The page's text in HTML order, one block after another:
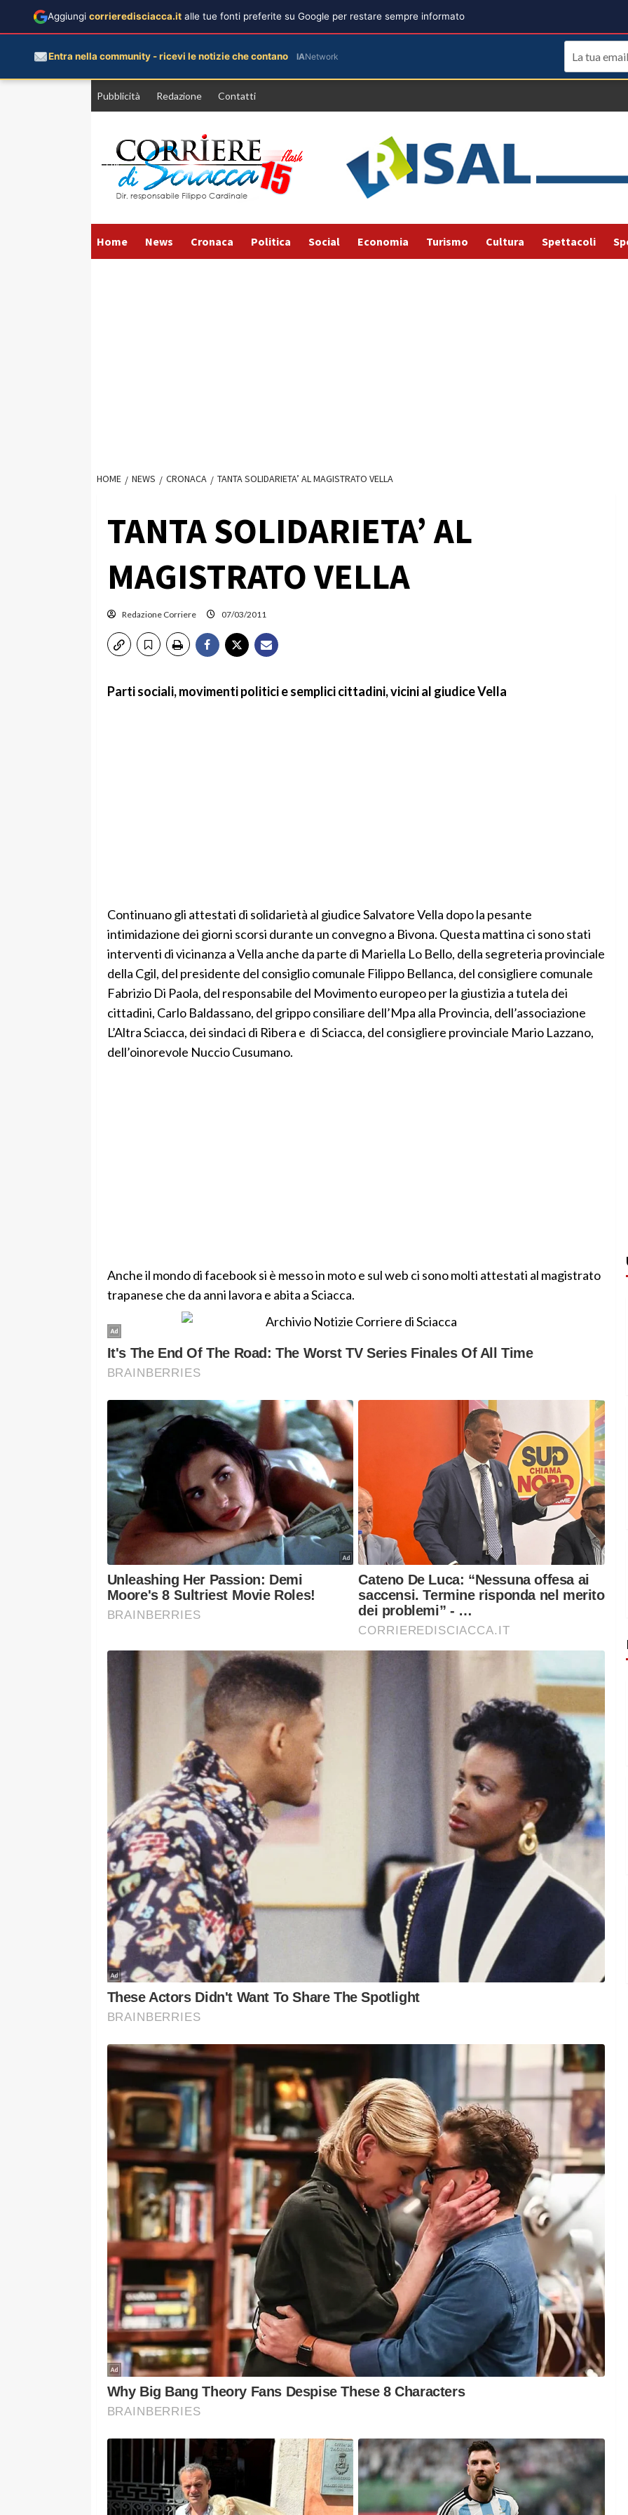
Pubblicità Redazione Contatti
Home News Cronaca Politica Social Economia Turismo Cultura Spettacoli
HOME NEWS CRONACA TANTA SOLIDARIETA’ AL MAGISTRATO VELLA
TANTA SOLIDARIETA’ AL
MAGISTRATO VELLA
Redazione Corriere 07/03/2011
Parti sociali, movimenti politici e semplici cittadini, vicini al giudice Vella
Continuano gli attestati di solidarietà al giudice Salvatore Vella dopo la pesante
intimidazione dei giorni scorsi durante un convegno a Bivona. Questa mattina ci sono stati
interventi di vicinanza a Vella anche da parte di Mariella Lo Bello, della segreteria provinciale
della Cgil, del presidente del consiglio comunale Filippo Bellanca, del consigliere comunale
Fabrizio Di Paola, del responsabile del Movimento europeo per la giustizia a tutela dei
cittadini, Carlo Baldassano, del grippo consiliare dell’Mpa alla Provincia, dell’associazione
L’Altra Sciacca, dei sindaci di Ribera e di Sciacca, del consigliere provinciale Mario Lazzano,
dell’oinorevole Nuccio Cusumano.
Anche il mondo di facebook si è messo in moto e sul web ci sono molti attestati al magistrato
trapanese che da anni lavora e abita a Sciacca.
Aggiungi corrieredisciacca.it alle tue fonti preferite su Google per restare sempre informato
Entra nella community - ricevi le notizie che contano IANetwork